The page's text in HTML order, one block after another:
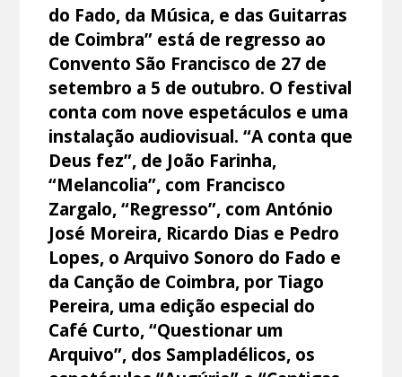
do Fado, da Música, e das Guitarras
de Coimbra” está de regresso ao
Convento São Francisco de 27 de
setembro a 5 de outubro. O festival
conta com nove espetáculos e uma
instalação audiovisual. “A conta que
Deus fez”, de João Farinha,
“Melancolia”, com Francisco
Zargalo, “Regresso”, com António
José Moreira, Ricardo Dias e Pedro
Lopes, o Arquivo Sonoro do Fado e
da Canção de Coimbra, por Tiago
Pereira, uma edição especial do
Café Curto, “Questionar um
Arquivo”, dos Sampladélicos, os